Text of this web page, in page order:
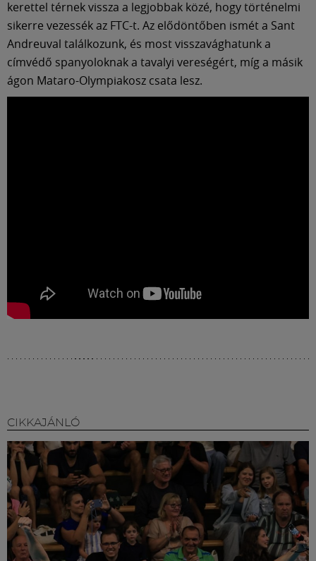
kerettel térnek vissza a legjobbak közé, hogy történelmi
sikerre vezessék az FTC-t. Az elődöntőben ismét a Sant
Andreuval találkozunk, és most visszavághatunk a
címvédő spanyoloknak a tavalyi vereségért, míg a másik
ágon Mataro-Olympiakosz csata lesz.
CIKKAJÁNLÓ